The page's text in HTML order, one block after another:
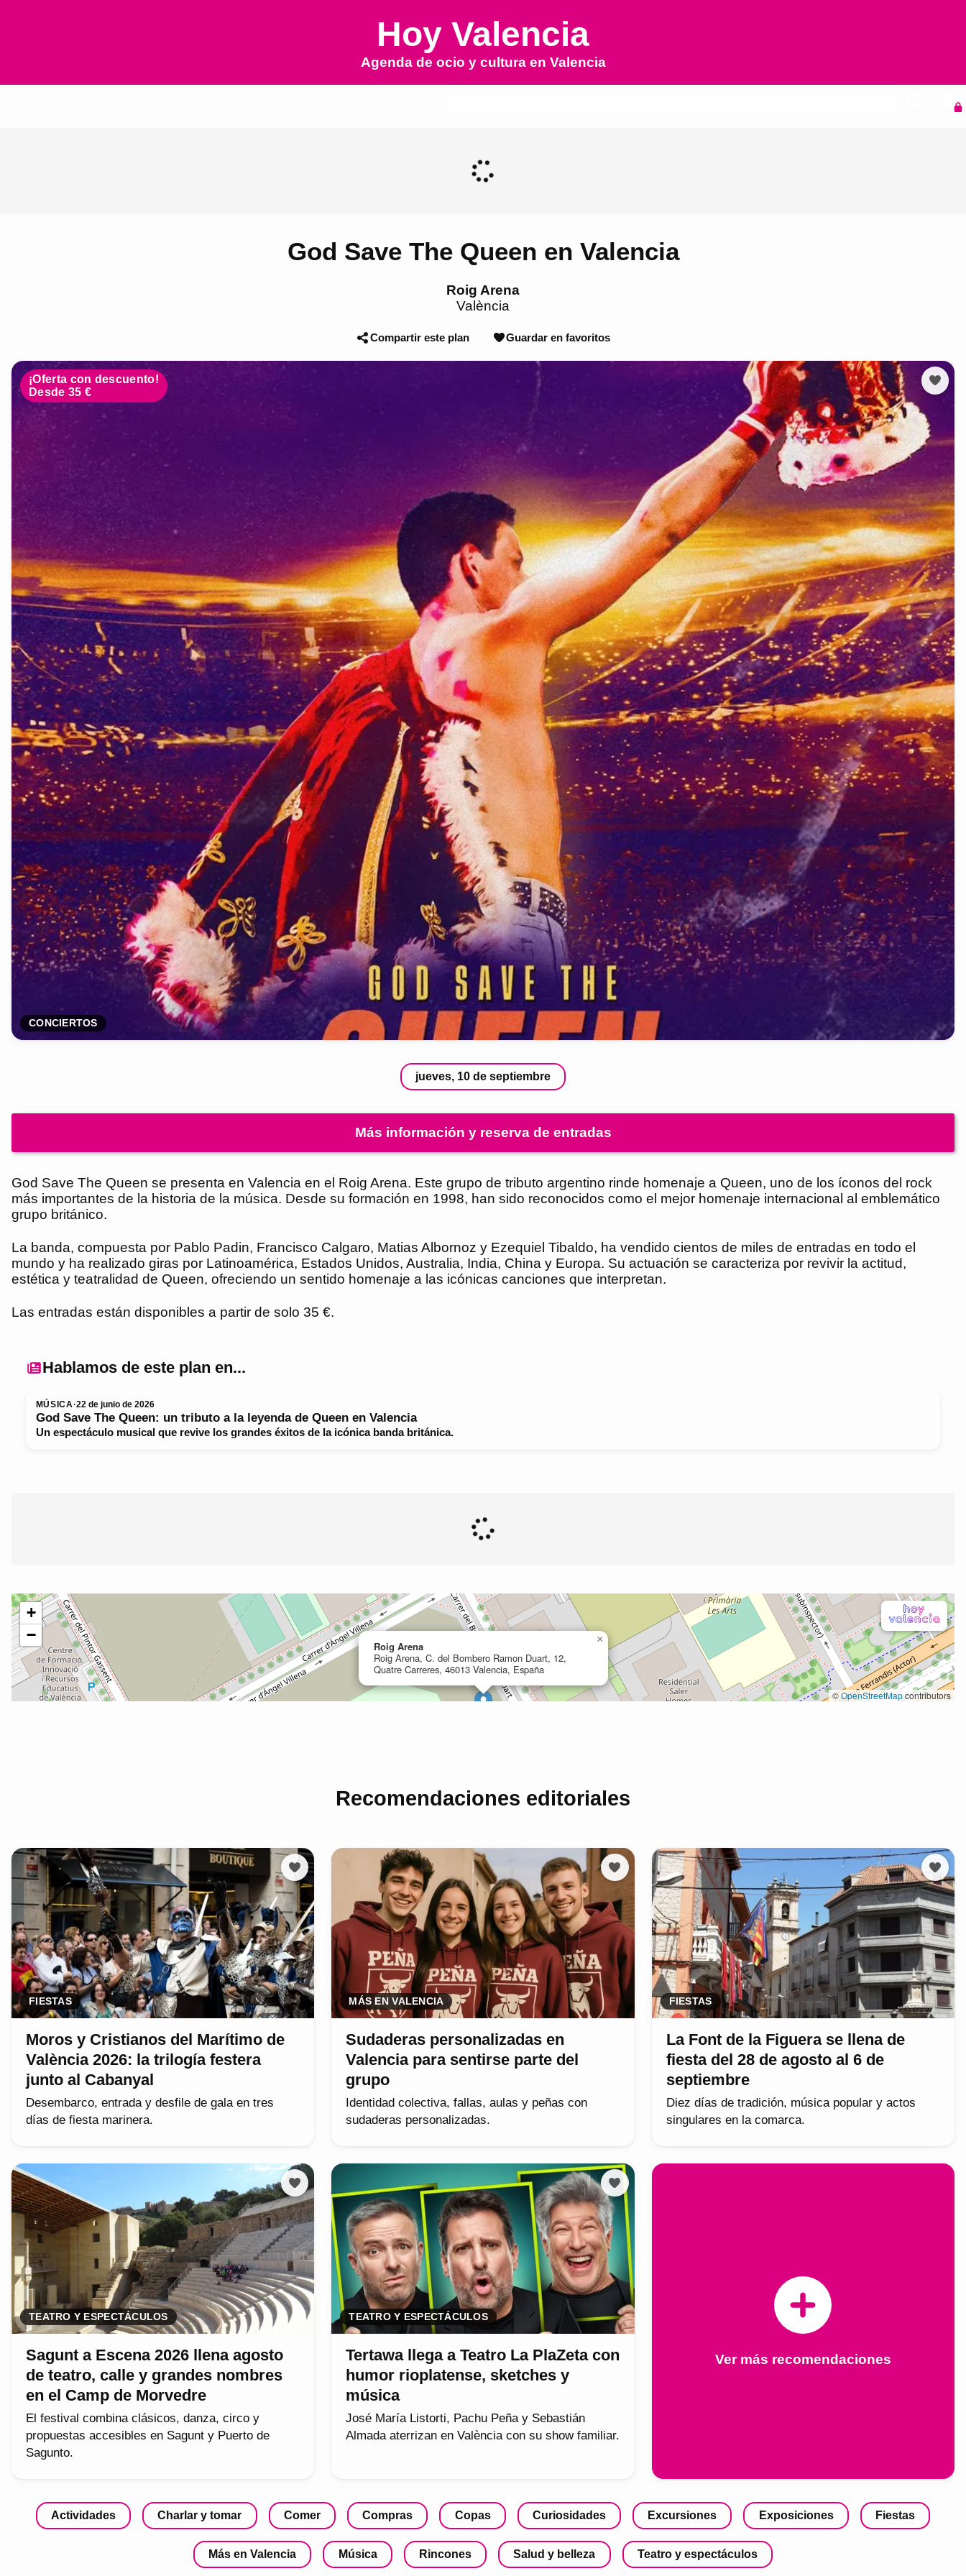
Hoy Valencia
Agenda de ocio y cultura en Valencia
God Save The Queen en Valencia
Roig Arena
València
Compartir este plan Guardar en favoritos
¡Oferta con descuento!
Desde 35 €
CONCIERTOS
jueves, 10 de septiembre
Más información y reserva de entradas
God Save The Queen se presenta en Valencia en el Roig Arena. Este grupo de tributo argentino rinde homenaje a Queen, uno de los íconos del rock
más importantes de la historia de la música. Desde su formación en 1998, han sido reconocidos como el mejor homenaje internacional al emblemático
grupo británico.
La banda, compuesta por Pablo Padin, Francisco Calgaro, Matias Albornoz y Ezequiel Tibaldo, ha vendido cientos de miles de entradas en todo el
mundo y ha realizado giras por Latinoamérica, Estados Unidos, Australia, India, China y Europa. Su actuación se caracteriza por revivir la actitud,
estética y teatralidad de Queen, ofreciendo un sentido homenaje a las icónicas canciones que interpretan.
Las entradas están disponibles a partir de solo 35 €.
Hablamos de este plan en...
MÚSICA·22 de junio de 2026
God Save The Queen: un tributo a la leyenda de Queen en Valencia
Un espectáculo musical que revive los grandes éxitos de la icónica banda británica.
Recomendaciones editoriales
FIESTAS
Moros y Cristianos del Marítimo de
València 2026: la trilogía festera
junto al Cabanyal
Desembarco, entrada y desfile de gala en tres
días de fiesta marinera.
MÁS EN VALENCIA
Sudaderas personalizadas en
Valencia para sentirse parte del
grupo
Identidad colectiva, fallas, aulas y peñas con
sudaderas personalizadas.
FIESTAS
La Font de la Figuera se llena de
fiesta del 28 de agosto al 6 de
septiembre
Diez días de tradición, música popular y actos
singulares en la comarca.
TEATRO Y ESPECTÁCULOS
Sagunt a Escena 2026 llena agosto
de teatro, calle y grandes nombres
en el Camp de Morvedre
El festival combina clásicos, danza, circo y
propuestas accesibles en Sagunt y Puerto de
Sagunto.
TEATRO Y ESPECTÁCULOS
Tertawa llega a Teatro La PlaZeta con
humor rioplatense, sketches y
música
José María Listorti, Pachu Peña y Sebastián
Almada aterrizan en València con su show familiar.
Ver más recomendaciones
Actividades Charlar y tomar Comer Compras Copas Curiosidades Excursiones Exposiciones Fiestas
Más en Valencia Música Rincones Salud y belleza Teatro y espectáculos